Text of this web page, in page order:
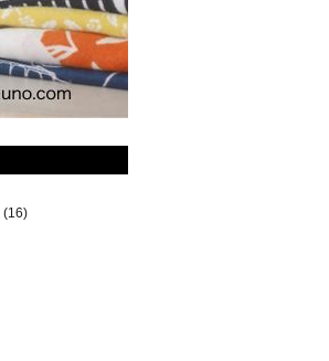
(16)